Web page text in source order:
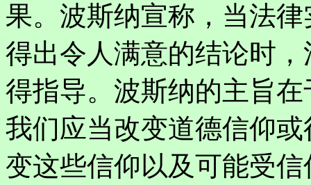
果。波斯纳宣称，当法
得出令人满意的结论时
得指导。波斯纳的主旨
我们应当改变道德信仰
变这些信仰以及可能受